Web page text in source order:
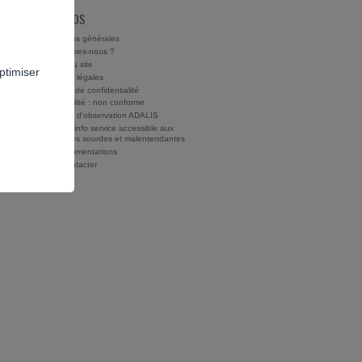
À PROPOS
Conditions générales
Qui sommes-nous ?
Charte du site
Mentions légales
Politique de confidentialité
Accessibilité : non conforme
Rapports d'observation ADALIS
Drogues info service accessible aux
personnes sourdes et malentendantes
Nos documentations
Nous contacter